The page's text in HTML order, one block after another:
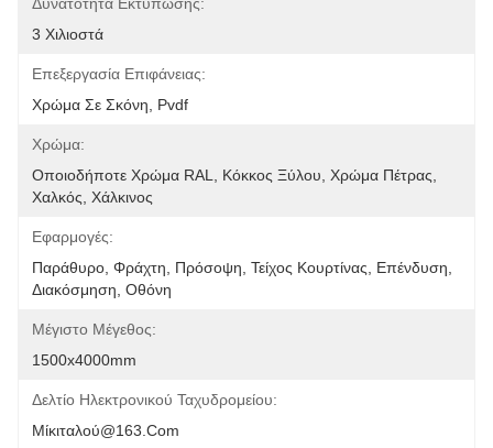
3 Χιλιοστά
Επεξεργασία Επιφάνειας:
Χρώμα Σε Σκόνη, Pvdf
Χρώμα:
Οποιοδήποτε Χρώμα RAL, Κόκκος Ξύλου, Χρώμα Πέτρας,
Χαλκός, Χάλκινος
Εφαρμογές:
Παράθυρο, Φράχτη, Πρόσοψη, Τείχος Κουρτίνας, Επένδυση,
Διακόσμηση, Οθόνη
Μέγιστο Μέγεθος:
1500x4000mm
Δελτίο Ηλεκτρονικού Ταχυδρομείου:
Μίκιταλού@163.com